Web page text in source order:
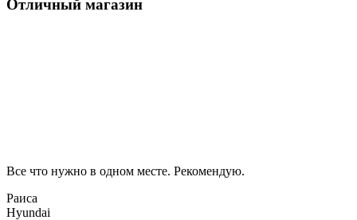
Отличный магазин
Все что нужно в одном месте. Рекомендую.
Раиса
Hyundai